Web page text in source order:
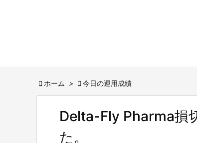
 ホーム >  今日の運用成績
Delta-Fly Pharma損
た。